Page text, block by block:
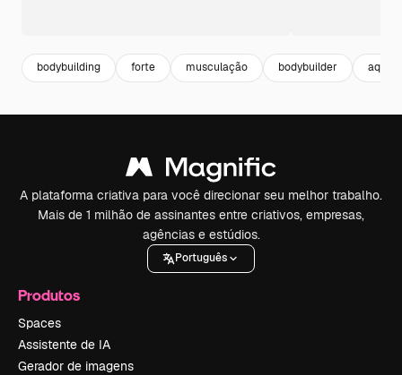
bodybuilding forte musculação bodybuilder
A plataforma criativa para você direcionar seu melhor trabalho.
Mais de 1 milhão de assinantes entre criativos, empresas,
agências e estúdios.
Português
Produtos
Spaces
Assistente de IA
Gerador de imagens